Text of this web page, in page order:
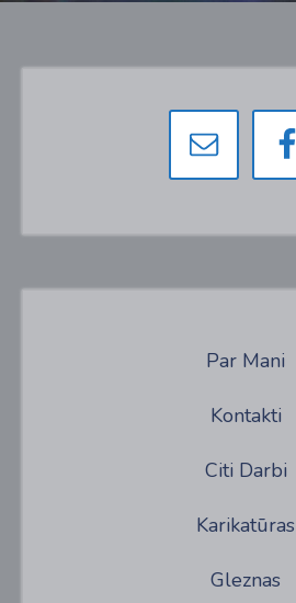
Par Mani
Kontakti
Citi Darbi
Karikatūras
Gleznas